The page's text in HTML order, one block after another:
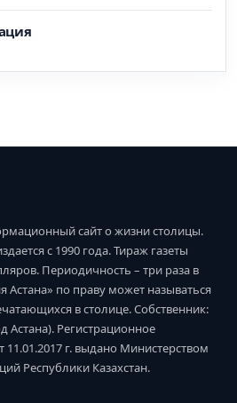
сайт о жизни столицы.
с 1990 года. Тираж газеты
Периодичность – три раза в
Астана» по праву может называться
в столице. Собственник:
Астана). Регистрационное
11.01.2017 г. выдано Министерством
Республики Казахстан.